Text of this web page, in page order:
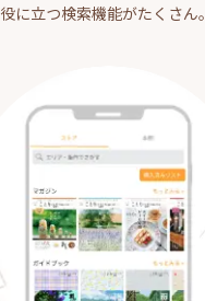
役に立つ検索機能がたくさん。